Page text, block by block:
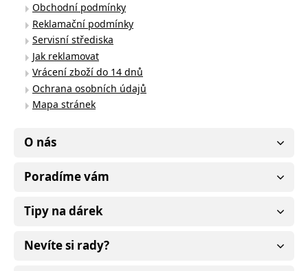
Obchodní podmínky
Reklamační podmínky
Servisní střediska
Jak reklamovat
Vrácení zboží do 14 dnů
Ochrana osobních údajů
Mapa stránek
O nás
Poradíme vám
Tipy na dárek
Nevíte si rady?